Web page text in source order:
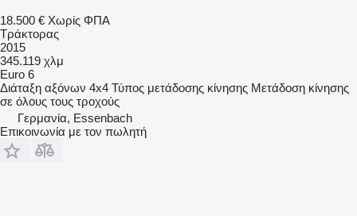
18.500 € Χωρίς ΦΠΑ
Τράκτορας
2015
345.119 χλμ
Euro 6
Διάταξη αξόνων 4x4 Τύπος μετάδοσης κίνησης Μετάδοση κίνησης
σε όλους τους τροχούς
Γερμανία, Essenbach
Επικοινωνία με τον πωλητή